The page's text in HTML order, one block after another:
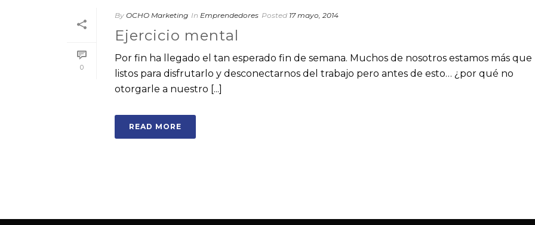
0
By OCHO Marketing In Emprendedores Posted 17 mayo, 2014
Ejercicio mental
Por fin ha llegado el tan esperado fin de semana. Muchos de nosotros estamos más que
listos para disfrutarlo y desconectarnos del trabajo pero antes de esto… ¿por qué no
otorgarle a nuestro [...]
READ MORE